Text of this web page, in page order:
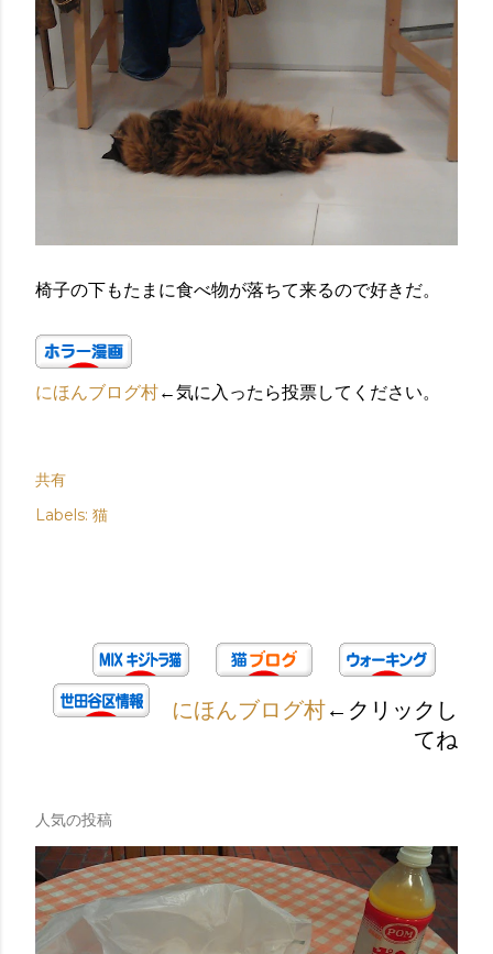
椅子の下もたまに食べ物が落ちて来るので好きだ。
にほんブログ村←気に入ったら投票してください。
共有
Labels: 猫
にほんブログ村←クリックし
てね
人気の投稿